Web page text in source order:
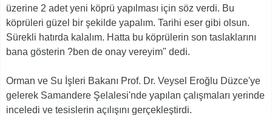
üzerine 2 adet yeni köprü yapılması için söz verdi. Bu
köprüleri güzel bir şekilde yapalım. Tarihi eser gibi olsun.
Sürekli hatırda kalalım. Hatta bu köprülerin son taslaklarını
bana gösterin ?ben de onay vereyim" dedi.
Orman ve Su İşleri Bakanı Prof. Dr. Veysel Eroğlu Düzce'ye
gelerek Samandere Şelalesi'nde yapılan çalışmaları yerinde
inceledi ve tesislerin açılışını gerçekleştirdi.